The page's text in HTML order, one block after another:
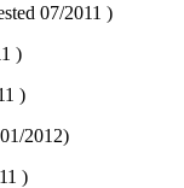
07/2011 )
)
)
2012)
)